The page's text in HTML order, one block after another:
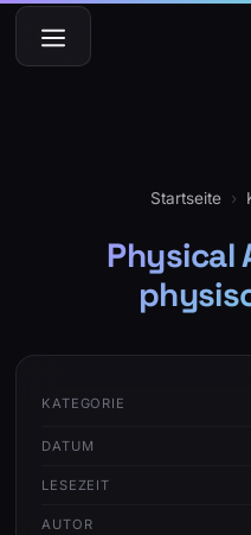
Zum
Inhalt
springen
Menü
Startseite ›
Physical
KATEGORIE
DATUM
LESEZEIT
AUTOR